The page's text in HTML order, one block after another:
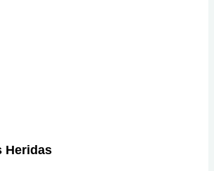
Heridas